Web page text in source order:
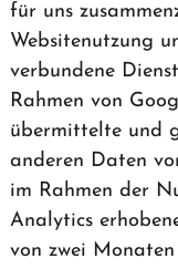
für uns
Websitenutzung
verbundene
Rahmen von
übermittelte und
anderen Daten
im Rahmen der
Analytics
von zwei